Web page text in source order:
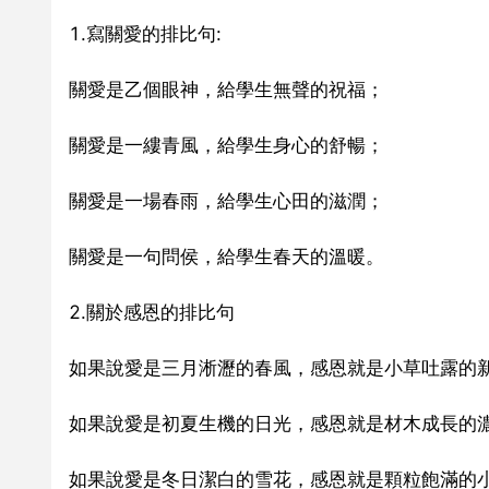
1.寫關愛的排比句:
關愛是乙個眼神，給學生無聲的祝福；
關愛是一縷青風，給學生身心的舒暢；
關愛是一場春雨，給學生心田的滋潤；
關愛是一句問侯，給學生春天的溫暖。
2.關於感恩的排比句
如果說愛是三月淅瀝的春風，感恩就是小草吐露的
如果說愛是初夏生機的日光，感恩就是材木成長的
如果說愛是冬日潔白的雪花，感恩就是顆粒飽滿的